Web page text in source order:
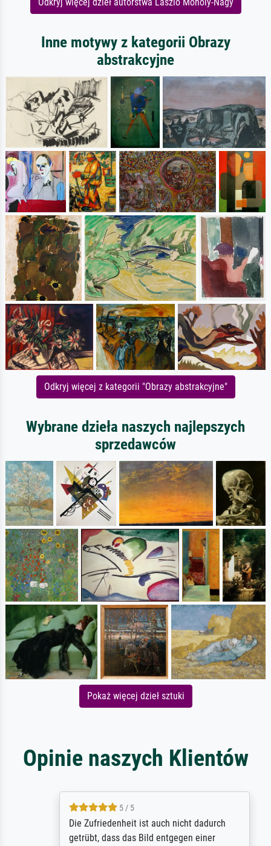
Inne motywy z kategorii Obrazy
abstrakcyjne
Odkryj więcej z kategorii "Obrazy abstrakcyjne"
Wybrane dzieła naszych najlepszych
sprzedawców
Pokaż więcej dzieł sztuki
Opinie naszych Klientów
5 / 5
Die Zufriedenheit ist auch nicht dadurch
getrübt, dass das Bild entgegen einer